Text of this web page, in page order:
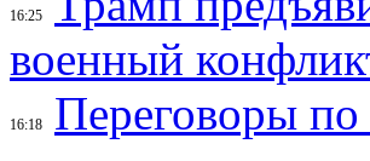
16:25
военный
16:18
Переговоры